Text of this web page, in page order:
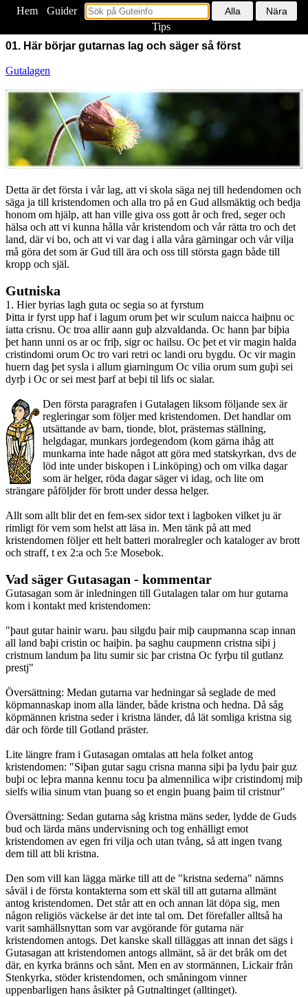
Hem
Guider
Tips
01. Här börjar gutarnas lag och säger så först
Gutalagen
Detta är det första i vår lag, att vi skola säga nej till hedendomen och
säga ja till kristendomen och alla tro på en Gud allsmäktig och bedja
honom om hjälp, att han ville giva oss gott år och fred, seger och
hälsa och att vi kunna hålla vår kristendom och vår rätta tro och det
land, där vi bo, och att vi var dag i alla våra gärningar och vår vilja
må göra det som är Gud till ära och oss till största gagn både till
kropp och själ.
Gutniska
1. Hier byrias lagh guta oc segia so at fyrstum
Þitta ir fyrst upp haf i lagum orum þet wir sculum naicca haiþnu oc
iatta crisnu. Oc troa allir aann guþ alzvaldanda. Oc hann þar biþia
þet hann unni os ar oc friþ, sigr oc hailsu. Oc þet et vir magin halda
cristindomi orum Oc tro vari retri oc landi oru bygdu. Oc vir magin
huern dag þet sysla i allum giarningum Oc vilia orum sum guþi sei
dyrþ i Oc or sei mest þarf at beþi til lifs oc sialar.
Den första paragrafen i Gutalagen liksom följande sex är
regleringar som följer med kristendomen. Det handlar om
utsättande av barn, tionde, blot, prästernas ställning,
helgdagar, munkars jordegendom (kom gärna ihåg att
munkarna inte hade något att göra med statskyrkan, dvs de
löd inte under biskopen i Linköping) och om vilka dagar
som är helger, röda dagar säger vi idag, och lite om
strängare påföljder för brott under dessa helger.
Allt som allt blir det en fem-sex sidor text i lagboken vilket ju är
rimligt för vem som helst att läsa in. Men tänk på att med
kristendomen följer ett helt batteri moralregler och kataloger av brott
och straff, t ex 2:a och 5:e Mosebok.
Vad säger Gutasagan - kommentar
Gutasagan som är inledningen till Gutalagen talar om hur gutarna
kom i kontakt med kristendomen:
"þaut gutar hainir waru. þau silgdu þair miþ caupmanna scap innan
all land baþi cristin oc haiþin. þa saghu caupmenn cristna siþi j
cristnum landum þa litu sumir sic þar cristna Oc fyrþu til gutlanz
prestj"
Översättning: Medan gutarna var hedningar så seglade de med
köpmannaskap inom alla länder, både kristna och hedna. Då såg
köpmännen kristna seder i kristna länder, då lät somliga kristna sig
där och förde till Gotland präster.
Lite längre fram i Gutasagan omtalas att hela folket antog
kristendomen: "Siþan gutar sagu crisna manna siþi þa lydu þair guz
buþi oc leþra manna kennu tocu þa almennilica wiþr cristindomj miþ
sielfs wilia sinum vtan þuang so et engin þuang þaim til cristnur"
Översättning: Sedan gutarna såg kristna mäns seder, lydde de Guds
bud och lärda mäns undervisning och tog enhälligt emot
kristendomen av egen fri vilja och utan tvång, så att ingen tvang
dem till att bli kristna.
Den som vill kan lägga märke till att de "kristna sederna" nämns
såväl i de första kontakterna som ett skäl till att gutarna allmänt
antog kristendomen. Det står att en och annan lät döpa sig, men
någon religiös väckelse är det inte tal om. Det förefaller alltså ha
varit samhällsnyttan som var avgörande för gutarna när
kristendomen antogs. Det kanske skall tilläggas att innan det sägs i
Gutasagan att kristendomen antogs allmänt, så är det bråk om det
där, en kyrka bränns och sånt. Men en av stormännen, Lickair från
Stenkyrka, stöder kristendomen, och småningom vinner
uppenbarligen hans åsikter på Gutnaltinget (alltinget).